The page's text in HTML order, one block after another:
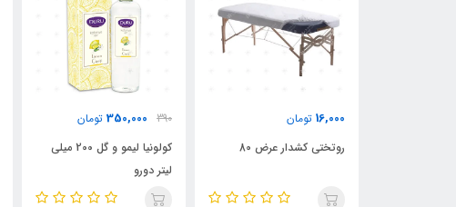
16,000 تومان
روتختی کشدار عرض 80
390
350,000 تومان
کولونیا لیمو و گل 200 میلی
لیتر دورو